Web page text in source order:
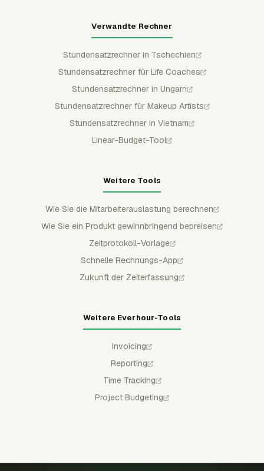
Verwandte Rechner
Stundensatzrechner in Tschechien
Stundensatzrechner für Life Coaches
Stundensatzrechner in Ungarn
Stundensatzrechner für Makeup Artists
Stundensatzrechner in Vietnam
Linear-Budget-Tool
Weitere Tools
Wie Sie die Mitarbeiterauslastung berechnen
Wie Sie ein Produkt gewinnbringend bepreisen
Zeitprotokoll-Vorlage
Schnelle Rechnungs-App
Zukunft der Zeiterfassung
Weitere Everhour-Tools
Invoicing
Reporting
Time Tracking
Project Budgeting